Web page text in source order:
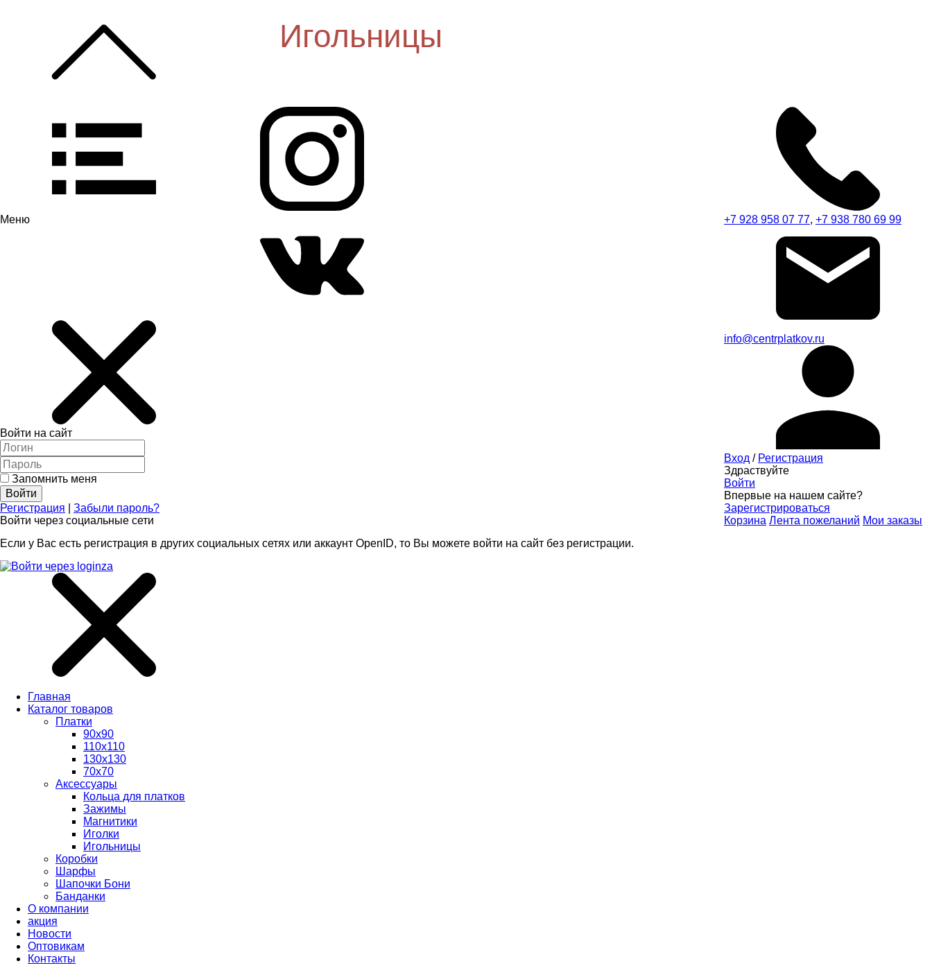
Меню +7 928 958 07 77, +7 938 780 69 99
info@centrplatkov.ru
Вход / Регистрация
Здраствуйте
Войти
Впервые на нашем сайте?
Зарегистрироваться
Корзина Лента пожеланий Мои заказы
Войти на сайт
Запомнить меня
Регистрация
Забыли пароль?
Войти через социальные сети
Если у Вас есть регистрация в других социальных сетях или аккаунт OpenID, то Вы можете войти на сайт без регистрации.
Главная
Каталог товаров
Платки
90x90
110x110
130x130
70х70
Аксессуары
Кольца для платков
Зажимы
Магнитики
Иголки
Игольницы
Коробки
Шарфы
Шапочки Бони
Банданки
О компании
акция
Новости
Оптовикам
Контакты
Игольницы